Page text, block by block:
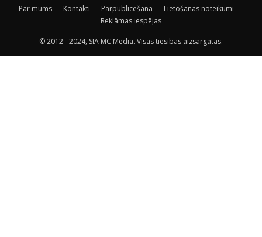
Par mums Kontakti Pārpublicēšana
Lietošanas noteikumi
Reklāmas iespējas
© 2012 - 2024, SIA MC Media. Visas tiesības aizsargātas.